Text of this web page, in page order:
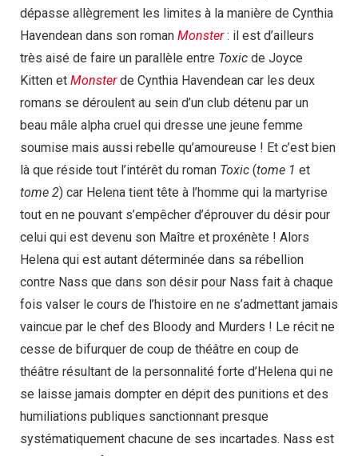
dépasse allègrement les limites à la manière de Cynthia
Havendean dans son roman Monster: il est d’ailleurs
très aisé de faire un parallèle entre Toxic de Joyce
Kitten et Monsterde Cynthia Havendean car les deux
romans se déroulent au sein d’un club détenu par un
beau mâle alpha cruel qui dresse une jeune femme
soumise mais aussi rebelle qu’amoureuse ! Et c’est bien
là que réside tout l’intérêt du roman Toxic (tome 1 et
tome 2) car Helena tient tête à l’homme qui la martyrise
tout en ne pouvant s’empêcher d’éprouver du désir pour
celui qui est devenu son Maître et proxénète ! Alors
Helena qui est autant déterminée dans sa rébellion
contre Nass que dans son désir pour Nass fait à chaque
fois valser le cours de l’histoire en ne s’admettant jamais
vaincue par le chef des Bloody and Murders ! Le récit ne
cesse de bifurquer de coup de théâtre en coup de
théâtre résultant de la personnalité forte d’Helena qui ne
se laisse jamais dompter en dépit des punitions et des
humiliations publiques sanctionnant presque
systématiquement chacune de ses incartades. Nass est